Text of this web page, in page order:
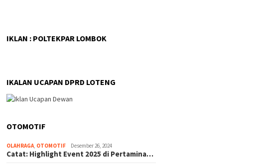
IKLAN : POLTEKPAR LOMBOK
IKALAN UCAPAN DPRD LOTENG
OTOMOTIF
OLAHRAGA, OTOMOTIF Desember 26, 2024
Catat: Highlight Event 2025 di Pertamina…